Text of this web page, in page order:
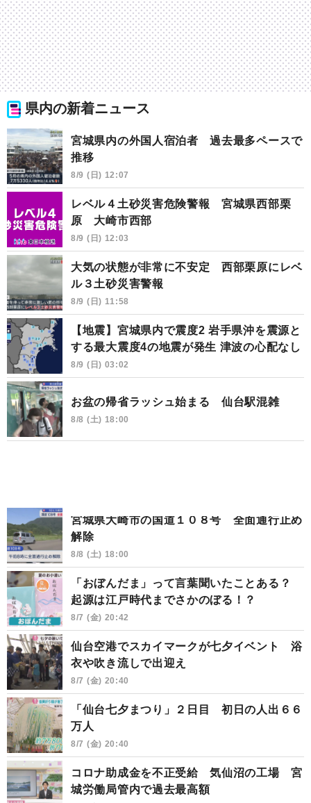
県内の新着ニュース
宮城県内の外国人宿泊者 過去最多ペースで
推移
8/9 (日) 12:07
レベル４土砂災害危険警報 宮城県西部栗
原 大崎市西部
8/9 (日) 12:03
大気の状態が非常に不安定 西部栗原にレベ
ル３土砂災害警報
8/9 (日) 11:58
【地震】宮城県内で震度2 岩手県沖を震源と
する最大震度4の地震が発生 津波の心配なし
8/9 (日) 03:02
お盆の帰省ラッシュ始まる 仙台駅混雑
8/8 (土) 18:00
宮城県大崎市の国道１０８号 全面通行止め
解除
8/8 (土) 18:00
「おぼんだま」って言葉聞いたことある？
起源は江戸時代までさかのぼる！？
8/7 (金) 20:42
仙台空港でスカイマークが七夕イベント 浴
衣や吹き流しで出迎え
8/7 (金) 20:40
「仙台七夕まつり」２日目 初日の人出６６
万人
8/7 (金) 20:40
コロナ助成金を不正受給 気仙沼の工場 宮
城労働局管内で過去最高額